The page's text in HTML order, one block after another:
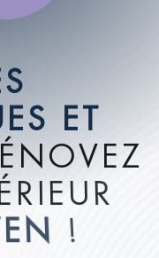
S
ES ET
É NOVEZ
RIEUR
EN !